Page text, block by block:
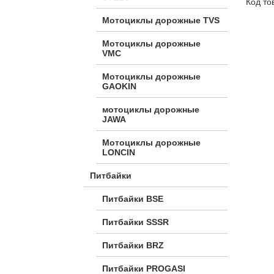
Мотоциклы дорожные TVS
Мотоциклы дорожные
VMC
Мотоциклы дорожные
GAOKIN
мотоциклы дорожные
JAWA
Мотоциклы дорожные
LONCIN
Питбайки
Питбайки BSE
Питбайки SSSR
Питбайки BRZ
Питбайки PROGASI